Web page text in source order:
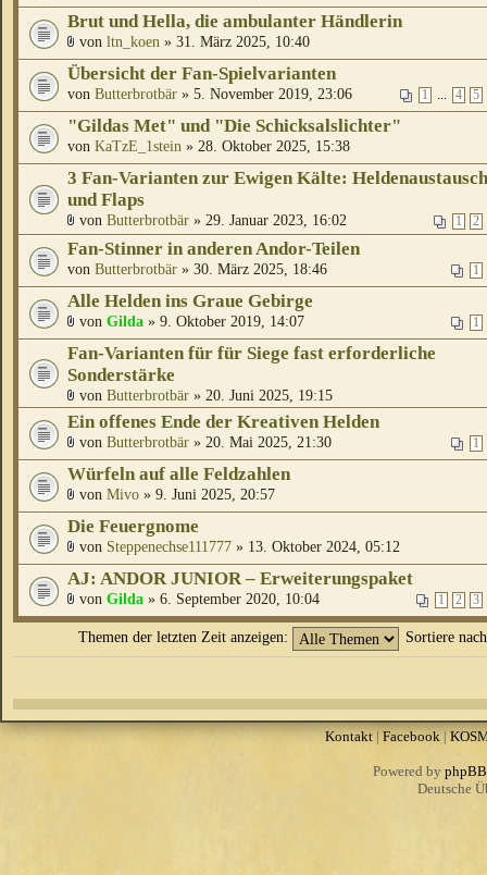
Brut und Hella, die ambulanter Händlerin
von ltn_koen » 31. März 2025, 10:40
Übersicht der Fan-Spielvarianten
1 ... 4 5
von Butterbrotbär » 5. November 2019, 23:06
"Gildas Met" und "Die Schicksalslichter"
von KaTzE_1stein » 28. Oktober 2025, 15:38
3 Fan-Varianten zur Ewigen Kälte: Heldenaustausch
und Flaps
1 2
von Butterbrotbär » 29. Januar 2023, 16:02
Fan-Stinner in anderen Andor-Teilen
1
von Butterbrotbär » 30. März 2025, 18:46
Alle Helden ins Graue Gebirge
1
von Gilda » 9. Oktober 2019, 14:07
Fan-Varianten für für Siege fast erforderliche
Sonderstärke
von Butterbrotbär » 20. Juni 2025, 19:15
Ein offenes Ende der Kreativen Helden
1
von Butterbrotbär » 20. Mai 2025, 21:30
Würfeln auf alle Feldzahlen
von Mivo » 9. Juni 2025, 20:57
Die Feuergnome
von Steppenechse111777 » 13. Oktober 2024, 05:12
AJ: ANDOR JUNIOR – Erweiterungspaket
1 2 3
von Gilda » 6. September 2020, 10:04
Themen der letzten Zeit anzeigen: Sortiere
Kontakt|Facebook|
Powered by phpBB
Deutsche